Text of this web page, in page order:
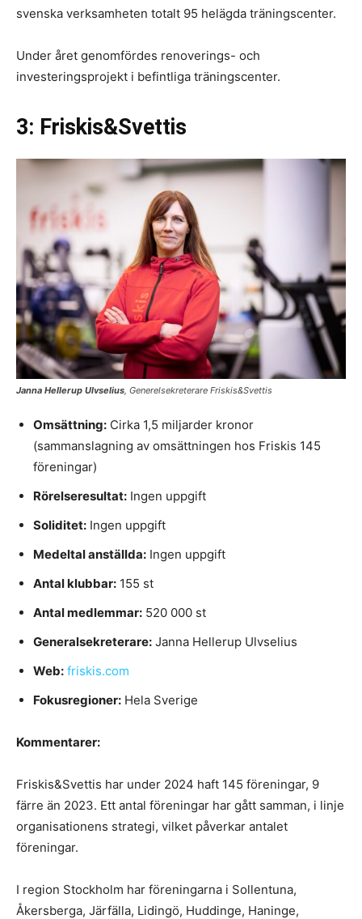
svenska verksamheten totalt 95 helägda träningscenter.
Under året genomfördes renoverings- och
investeringsprojekt i befintliga träningscenter.
3: Friskis&Svettis
Janna Hellerup Ulvselius, Generelsekreterare Friskis&Svettis
Omsättning: Cirka 1,5 miljarder kronor
(sammanslagning av omsättningen hos Friskis 145
föreningar)
Rörelseresultat: Ingen uppgift
Soliditet: Ingen uppgift
Medeltal anställda: Ingen uppgift
Antal klubbar: 155 st
Antal medlemmar: 520 000 st
Generalsekreterare: Janna Hellerup Ulvselius
Web: friskis.com
Fokusregioner: Hela Sverige
Kommentarer:
Friskis&Svettis har under 2024 haft 145 föreningar, 9
färre än 2023. Ett antal föreningar har gått samman, i linje
organisationens strategi, vilket påverkar antalet
föreningar.
I region Stockholm har föreningarna i Sollentuna,
Åkersberga, Järfälla, Lidingö, Huddinge, Haninge,